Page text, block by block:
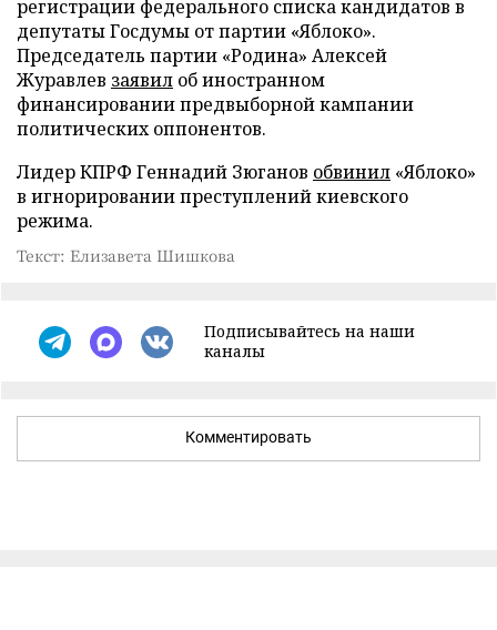
регистрации федерального списка кандидатов в
депутаты Госдумы от партии «Яблоко».
Председатель партии «Родина» Алексей
Журавлев заявил об иностранном
финансировании предвыборной кампании
политических оппонентов.
Лидер КПРФ Геннадий Зюганов обвинил «Яблоко»
в игнорировании преступлений киевского
режима.
Текст: Елизавета Шишкова
Подписывайтесь на наши
каналы
Комментировать